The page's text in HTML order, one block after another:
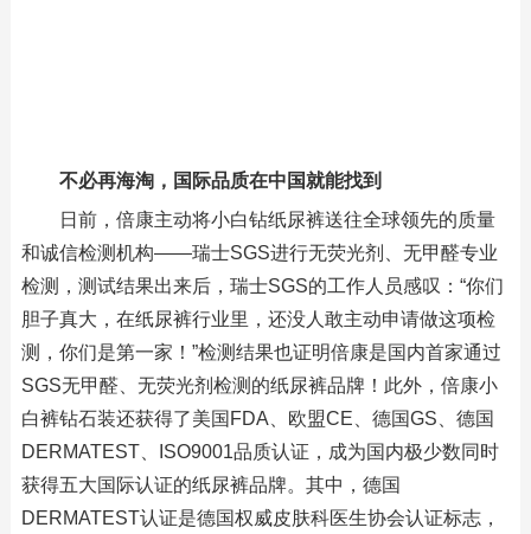
不必再海淘，国际品质在中国就能找到
日前，倍康主动将小白钻纸尿裤送往全球领先的质量
和诚信检测机构——瑞士SGS进行无荧光剂、无甲醛专业
检测，测试结果出来后，瑞士SGS的工作人员感叹：“你们
胆子真大，在纸尿裤行业里，还没人敢主动申请做这项检
测，你们是第一家！”检测结果也证明倍康是国内首家通过
SGS无甲醛、无荧光剂检测的纸尿裤品牌！此外，倍康小
白裤钻石装还获得了美国FDA、欧盟CE、德国GS、德国
DERMATEST、ISO9001品质认证，成为国内极少数同时
获得五大国际认证的纸尿裤品牌。其中，德国
DERMATEST认证是德国权威皮肤科医生协会认证标志，